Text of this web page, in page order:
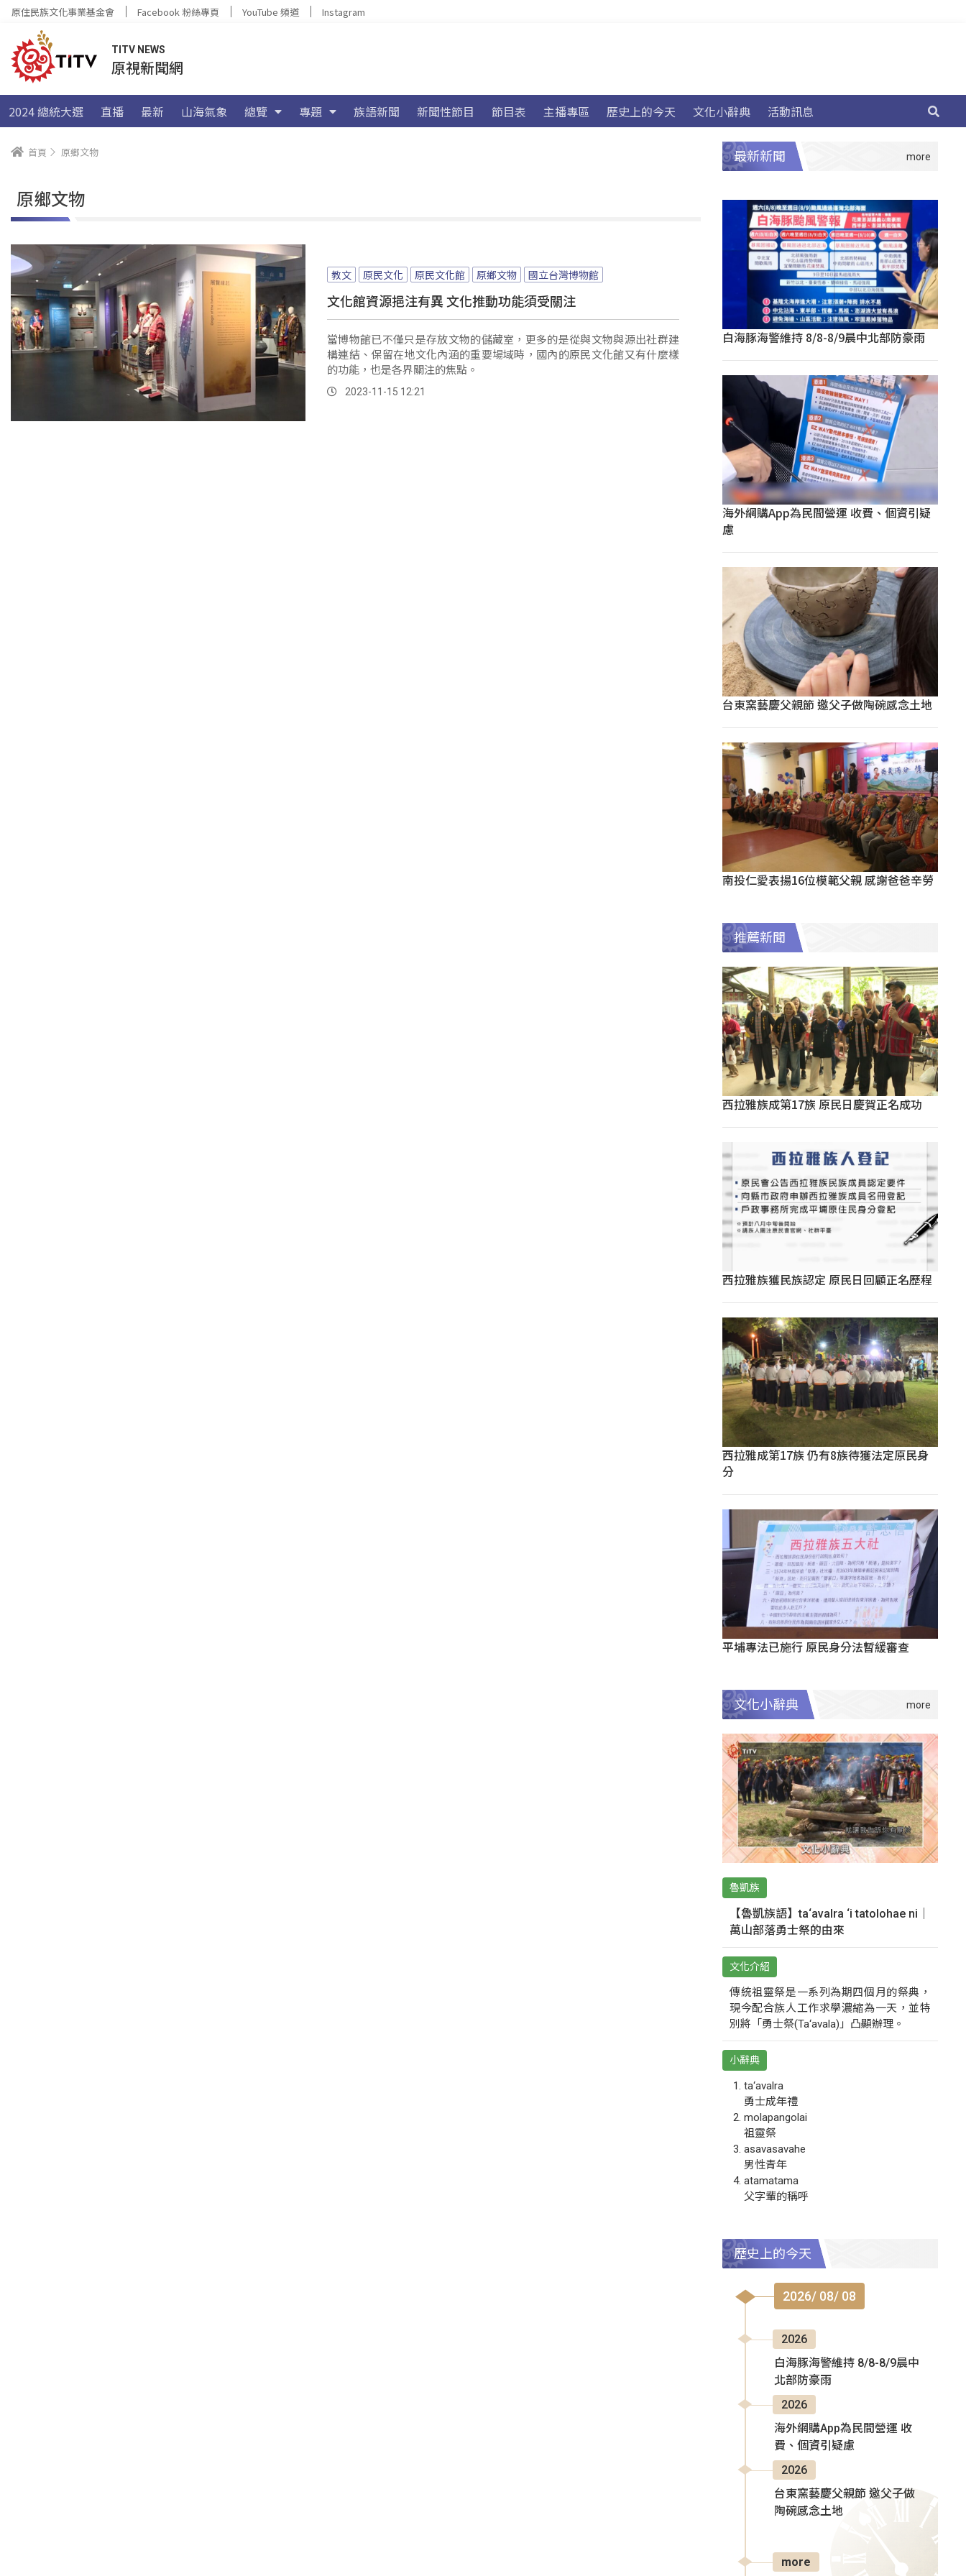
原住民族文化事業基金會 Facebook 粉絲專頁 YouTube 頻道 Instagram
TITV NEWS
原視新聞網
2024 總統大選 直播 最新 山海氣象 總覽 專題 族語新聞 新聞性節目 節目表 主播專區 歷史上的今天 文化小辭典 活動訊息
首頁 原鄉文物
原鄉文物
教文 原民文化 原民文化館 原鄉文物 國立台灣博物館
文化館資源挹注有異 文化推動功能須受關注
當博物館已不僅只是存放文物的儲藏室，更多的是從與文物與源出社群建
構連結、保留在地文化內涵的重要場域時，國內的原民文化館又有什麼樣
的功能，也是各界關注的焦點。
2023-11-15 12:21
最新新聞
白海豚海警維持 8/8-8/9晨中北部防豪雨
海外網購App為民間營運 收費、個資引疑
慮
台東窯藝慶父親節 邀父子做陶碗感念土地
南投仁愛表揚16位模範父親 感謝爸爸辛勞
推薦新聞
西拉雅族成第17族 原民日慶賀正名成功
西拉雅族獲民族認定 原民日回顧正名歷程
西拉雅成第17族 仍有8族待獲法定原民身
分
平埔專法已施行 原民身分法暫緩審查
文化小辭典
魯凱族
【魯凱族語】ta‘avalra ‘i tatolohae ni｜
萬山部落勇士祭的由來
文化介紹
傳統祖靈祭是一系列為期四個月的祭典，
現今配合族人工作求學濃縮為一天，並特
別將「勇士祭(Ta‘avala)」凸顯辦理。
小辭典
ta‘avalra
勇士成年禮
molapangolai
祖靈祭
asavasavahe
男性青年
atamatama
父字輩的稱呼
歷史上的今天
2026/ 08/ 08
2026
白海豚海警維持 8/8-8/9晨中
北部防豪雨
2026
海外網購App為民間營運 收
費、個資引疑慮
2026
台東窯藝慶父親節 邀父子做
陶碗感念土地
more